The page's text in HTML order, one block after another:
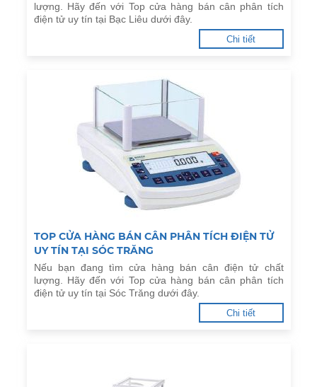
lượng. Hãy đến với Top cửa hàng bán cân phân tích
điện tử uy tín tại Bạc Liêu dưới đây.
Chi tiết
TOP CỬA HÀNG BÁN CÂN PHÂN TÍCH ĐIỆN TỬ
UY TÍN TẠI SÓC TRĂNG
Nếu bạn đang tìm cửa hàng bán cân điện tử chất
lượng. Hãy đến với Top cửa hàng bán cân phân tích
điện tử uy tín tại Sóc Trăng dưới đây.
Chi tiết